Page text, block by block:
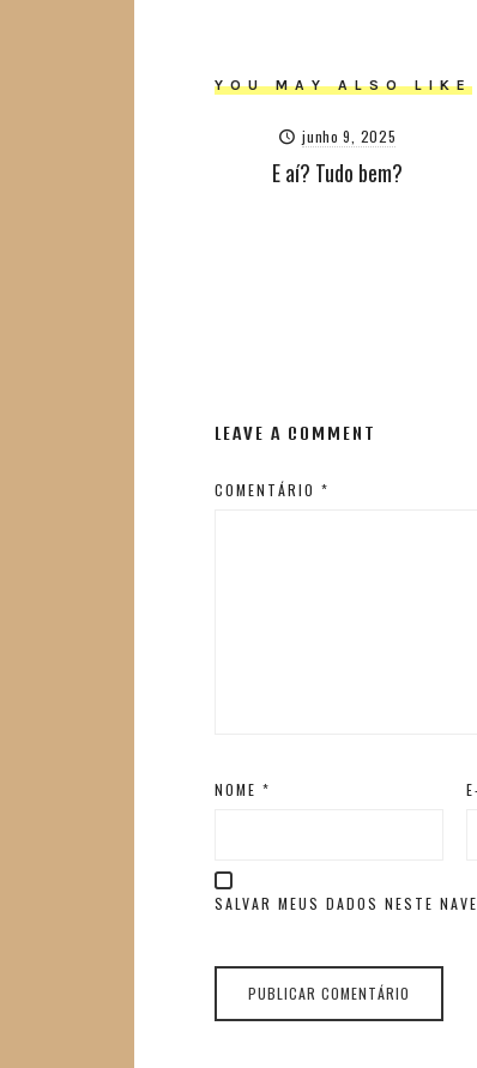
YOU MAY ALSO LIKE
junho 9, 2025
E aí? Tudo bem?
LEAVE A COMMENT
COMENTÁRIO*
NOME*
SALVAR MEUS DADOS NESTE